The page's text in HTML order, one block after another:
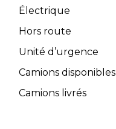
Électrique
Hors route
Unité d’urgence
Camions disponibles
Camions livrés